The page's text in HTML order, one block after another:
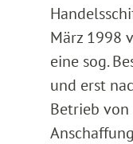
März 1998
eine sog.
und erst
Betrieb